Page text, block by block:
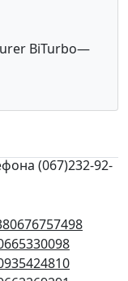
BiTurbo—
(067)232-92-